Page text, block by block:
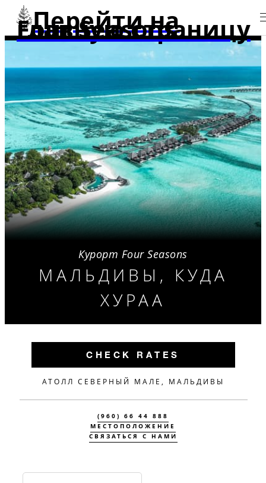
Перейти на
главную страницу Four Seasons
Курорт Four Seasons
МАЛЬДИВЫ, КУДА
ХУРАА
CHECK RATES
АТОЛЛ СЕВЕРНЫЙ МАЛЕ, МАЛЬДИВЫ
(960) 66 44 888
МЕСТОПОЛОЖЕНИЕ
СВЯЗАТЬСЯ С НАМИ